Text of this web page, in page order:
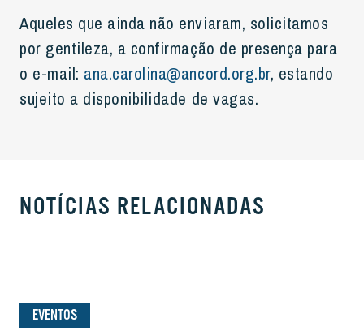
Aqueles que ainda não enviaram, solicitamos
por gentileza, a confirmação de presença para
o e-mail: ana.carolina@ancord.org.br, estando
sujeito a disponibilidade de vagas.
NOTÍCIAS RELACIONADAS
EVENTOS